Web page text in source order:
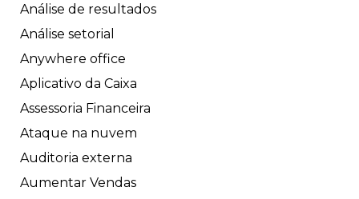
Análise de resultados
Análise setorial
Anywhere office
Aplicativo da Caixa
Assessoria Financeira
Ataque na nuvem
Auditoria externa
Aumentar Vendas